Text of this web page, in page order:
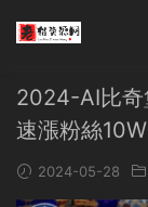
2024-AI比奇
速漲粉絲
2024-05-28